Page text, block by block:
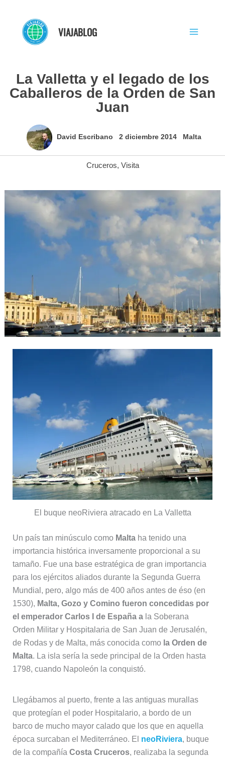
contenido
VIAJABLOG
La Valletta y el legado de los
Caballeros de la Orden de San
Juan
David Escribano 2 diciembre 2014 Malta
Cruceros, Visita
El buque neoRiviera atracado en La Valletta
Un país tan minúsculo como Maltaha tenido una
importancia histórica inversamente proporcional a su
tamaño. Fue una base estratégica de gran importancia
para los ejércitos aliados durante la Segunda Guerra
Mundial, pero, algo más de 400 años antes de éso (en
1530), Malta, Gozo y Comino fueron concedidas por
el emperador Carlos I de España ala Soberana
Orden Militar y Hospitalaria de San Juan de Jerusalén,
de Rodas y de Malta, más conocida como la Orden de
Malta. La isla sería la sede principal de la Orden hasta
1798, cuando Napoleón la conquistó.
Llegábamos al puerto, frente a las antiguas murallas
que protegían el poder Hospitalario, a bordo de un
barco de mucho mayor calado que los que en aquella
época surcaban el Mediterráneo. El neoRiviera, buque
de la compañía Costa Cruceros, realizaba la segunda